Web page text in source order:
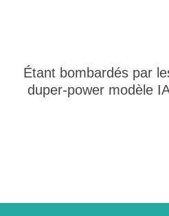
Étant bombardés par
duper-power modèle